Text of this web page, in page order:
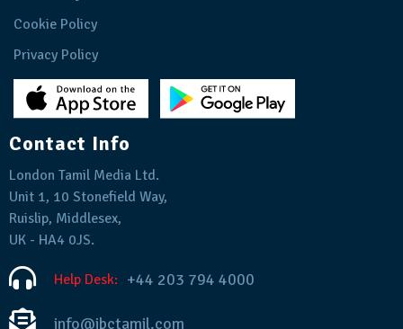
Cookie Policy
Privacy Policy
Contact Info
London Tamil Media Ltd.
Unit 1, 10 Stonefield Way,
Ruislip, Middlesex,
UK - HA4 0JS.
Help Desk: +44 203 794 4000
info@ibctamil.com